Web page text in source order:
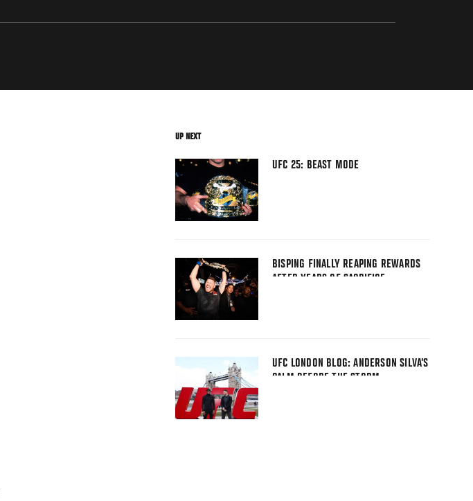
UP NEXT
UFC 25: BEAST MODE
BISPING FINALLY REAPING REWARDS
AFTER YEARS OF SACRIFICE
UFC LONDON BLOG: ANDERSON SILVA’S
CALM BEFORE THE STORM